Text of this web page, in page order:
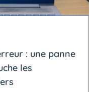
: une panne
les